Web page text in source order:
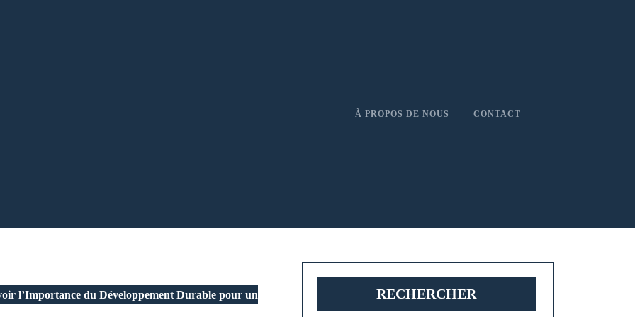
À PROPOS DE NOUS CONTACT
l’Importance du Développement Durable pour un RECHERCHER